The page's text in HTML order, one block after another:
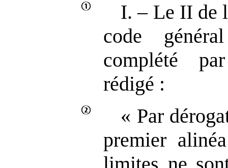
I. – Le II de
code
complété
rédigé :
« Par
premier